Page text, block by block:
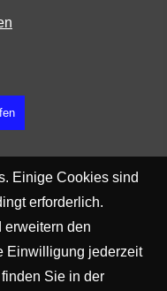
Einige Cookies sind
erforderlich.
erweitern den
Einwilligung jederzeit
Sie in der